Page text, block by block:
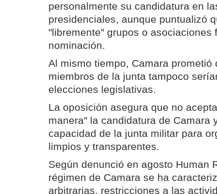
personalmente su candidatura en
presidenciales, aunque puntualizó
"libremente" grupos o asociaciones
nominación.
Al mismo tiempo, Camara prometió
miembros de la junta tampoco
elecciones legislativas.
La oposición asegura que no
manera" la candidatura de Camara
capacidad de la junta militar para
limpios y transparentes.
Según denunció en agosto Human
régimen de Camara se ha
arbitrarias, restricciones a las